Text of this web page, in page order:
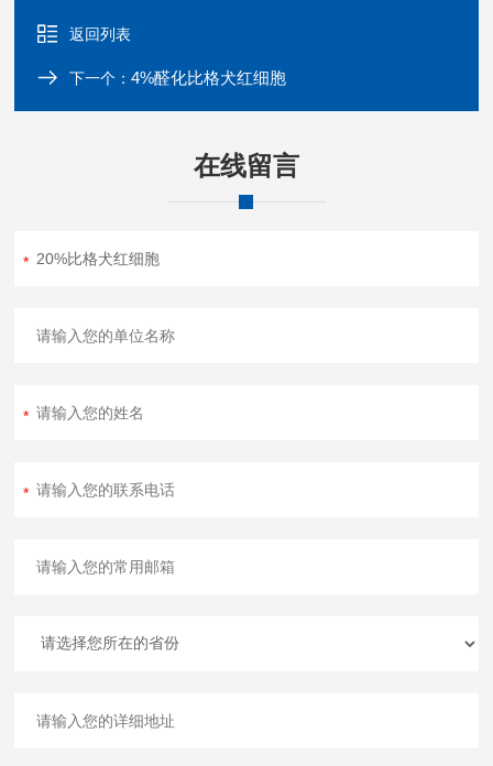
返回列表
下一个：4%醛化比格犬红细胞
在线留言